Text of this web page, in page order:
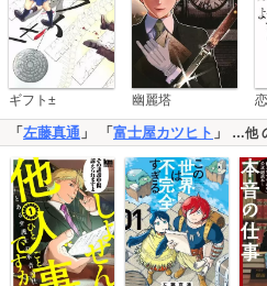
ギフト± 幽麗塔
「 左藤真通 」 「 富士屋カツヒト 」 …他